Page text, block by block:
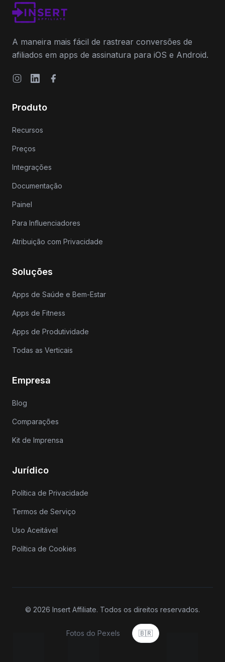
A maneira mais fácil de rastrear conversões de
afiliados em apps de assinatura para iOS e Android.
InstagramLinkedInFacebook
Produto
Recursos
Preços
Integrações
Documentação
Painel
Para Influenciadores
Atribuição com Privacidade
Soluções
Apps de Saúde e Bem-Estar
Apps de Fitness
Apps de Produtividade
Todas as Verticais
Empresa
Blog
Comparações
Kit de Imprensa
Jurídico
Política de Privacidade
Termos de Serviço
Uso Aceitável
Política de Cookies
© 2026 Insert Affiliate. Todos os direitos reservados.
Fotos do Pexels 🇧🇷